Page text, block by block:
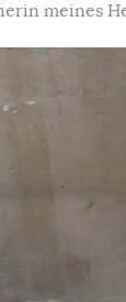
meines